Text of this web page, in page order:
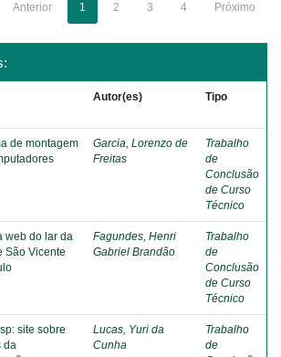
Anterior 1 2 3 4 Próximo
Autor(es) Tipo
de montagem
Garcia, Lorenzo de
Freitas
Trabalho
de
Conclusão
de Curso
Técnico
web do lar da
São Vicente
Fagundes, Henri
Gabriel Brandão
Trabalho
de
Conclusão
de Curso
Técnico
site sobre
da
Lucas, Yuri da
Cunha
Trabalho
de